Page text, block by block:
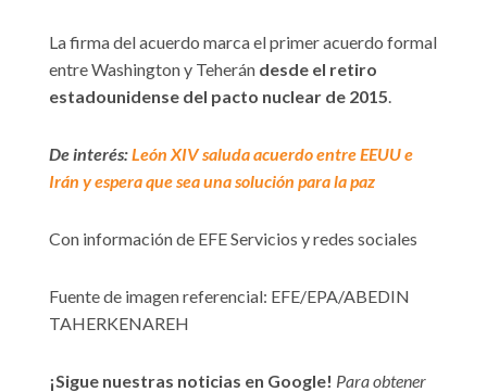
La firma del acuerdo marca el primer acuerdo formal
entre Washington y Teherán desde el retiro
estadounidense del pacto nuclear de 2015
De interés:León XIV saluda acuerdo entre EEUU e
Irán y espera que sea una solución para la paz
Con información de EFE Servicios y redes sociales
Fuente de imagen referencial: EFE/EPA/ABEDIN
TAHERKENAREH
¡Sigue nuestras noticias en Google! Para obtener